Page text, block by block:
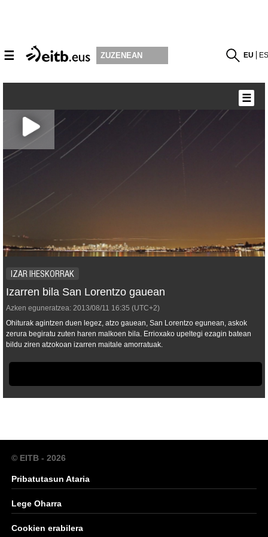
☰ ZUZENEAN EU
IZAR IHESKORRAK
Izarren bila San Lorentzo gauean
Azken eguneratzea: 2013/08/11 16:35 (UTC+2)
Ohiturak agintzen duen legez, atzo gauean, San Lorentzo egunean, askok
zerura begiratu zuten haren malkoen bila. Errioxako upeltegi ezagin batean
bildu ziren atzokoan izarren maitale amorratuak.
☰
© EITB - 2026
Pribatutasun Ataria
Lege Oharra
Cookien erabilera